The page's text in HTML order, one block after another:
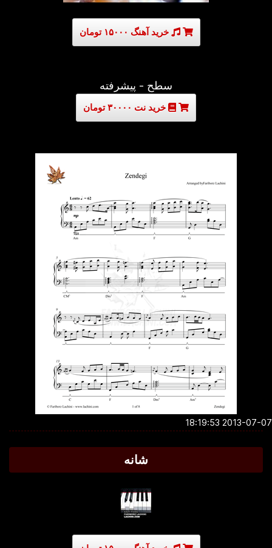
خرید آهنگ ۱۵۰۰۰ تومان
سطح - پیشرفته
خرید نت ۳۰۰۰۰ تومان
2013-07-07
شانه